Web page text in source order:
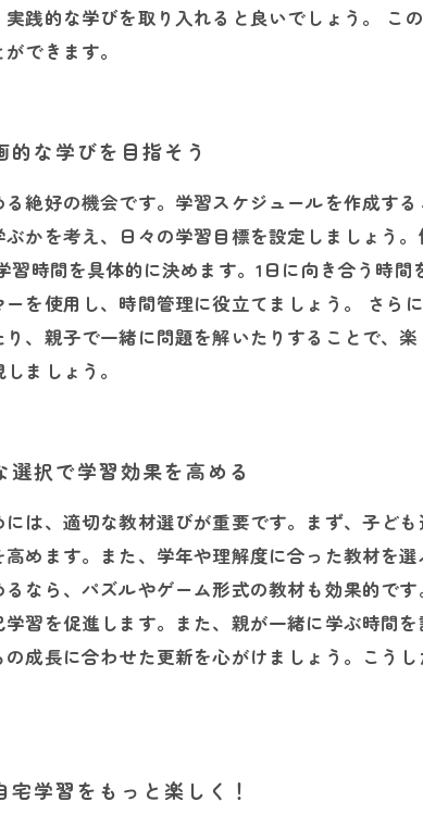
践的な学びを取り入れると良いでしょう。 こ
できます。
な学びを目指そう
絶好の機会です。学習スケジュールを作成す
かを考え、日々の学習目標を設定しましょう
時間を具体的に決めます。1日に向き合う時
を使用し、時間管理に役立てましょう。 さら
、親子で一緒に問題を解いたりすることで、
ましょう。
択で学習効果を高める
は、適切な教材選びが重要です。まず、子ど
めます。また、学年や理解度に合った教材を
なら、パズルやゲーム形式の教材も効果的で
習を促進します。また、親が一緒に学ぶ時間
成長に合わせた更新を心がけましょう。こう
学習をもっと楽しく！